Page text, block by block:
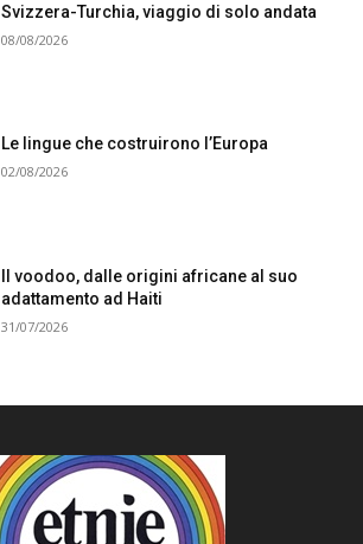
Svizzera-Turchia, viaggio di solo andata
08/08/2026
Le lingue che costruirono l’Europa
02/08/2026
Il voodoo, dalle origini africane al suo
adattamento ad Haiti
31/07/2026